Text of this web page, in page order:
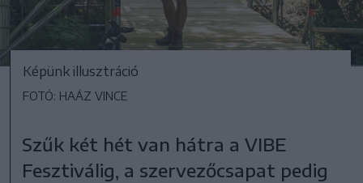
Képünk illusztráció
FOTÓ: HAÁZ VINCE
Szűk két hét van hátra a VIBE
Fesztiválig, a szervezőcsapat pedig